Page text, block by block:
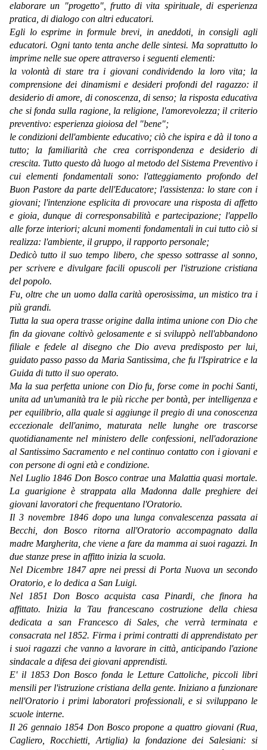
elaborare un "progetto", frutto di vita spirituale, di esperienza
pratica, di dialogo con altri educatori.
Egli lo esprime in formule brevi, in aneddoti, in consigli agli
educatori. Ogni tanto tenta anche delle sintesi. Ma soprattutto lo
imprime nelle sue opere attraverso i seguenti elementi:
la volontà di stare tra i giovani condividendo la loro vita; la
comprensione dei dinamismi e desideri profondi del ragazzo: il
desiderio di amore, di conoscenza, di senso; la risposta educativa
che si fonda sulla ragione, la religione, l'amorevolezza; il criterio
preventivo: esperienza gioiosa del "bene";
le condizioni dell'ambiente educativo; ciò che ispira e dà il tono a
tutto; la familiarità che crea corrispondenza e desiderio di
crescita. Tutto questo dà luogo al metodo del Sistema Preventivo i
cui elementi fondamentali sono: l'atteggiamento profondo del
Buon Pastore da parte dell'Educatore; l'assistenza: lo stare con i
giovani; l'intenzione esplicita di provocare una risposta di affetto
e gioia, dunque di corresponsabilità e partecipazione; l'appello
alle forze interiori; alcuni momenti fondamentali in cui tutto ciò si
realizza: l'ambiente, il gruppo, il rapporto personale;
Dedicò tutto il suo tempo libero, che spesso sottrasse al sonno,
per scrivere e divulgare facili opuscoli per l'istruzione cristiana
del popolo.
Fu, oltre che un uomo dalla carità operosissima, un mistico tra i
più grandi.
Tutta la sua opera trasse origine dalla intima unione con Dio che
fin da giovane coltivò gelosamente e si sviluppò nell'abbandono
filiale e fedele al disegno che Dio aveva predisposto per lui,
guidato passo passo da Maria Santissima, che fu l'Ispiratrice e la
Guida di tutto il suo operato.
Ma la sua perfetta unione con Dio fu, forse come in pochi Santi,
unita ad un'umanità tra le più ricche per bontà, per intelligenza e
per equilibrio, alla quale si aggiunge il pregio di una conoscenza
eccezionale dell'animo, maturata nelle lunghe ore trascorse
quotidianamente nel ministero delle confessioni, nell'adorazione
al Santissimo Sacramento e nel continuo contatto con i giovani e
con persone di ogni età e condizione.
Nel Luglio 1846 Don Bosco contrae una Malattia quasi mortale.
La guarigione è strappata alla Madonna dalle preghiere dei
giovani lavoratori che frequentano l'Oratorio.
Il 3 novembre 1846 dopo una lunga convalescenza passata ai
Becchi, don Bosco ritorna all'Oratorio accompagnato dalla
madre Margherita, che viene a fare da mamma ai suoi ragazzi. In
due stanze prese in affitto inizia la scuola.
Nel Dicembre 1847 apre nei pressi di Porta Nuova un secondo
Oratorio, e lo dedica a San Luigi.
Nel 1851 Don Bosco acquista casa Pinardi, che finora ha
affittato. Inizia la Tau francescano costruzione della chiesa
dedicata a san Francesco di Sales, che verrà terminata e
consacrata nel 1852. Firma i primi contratti di apprendistato per
i suoi ragazzi che vanno a lavorare in città, anticipando l'azione
sindacale a difesa dei giovani apprendisti.
E' il 1853 Don Bosco fonda le Letture Cattoliche, piccoli libri
mensili per l'istruzione cristiana della gente. Iniziano a funzionare
nell'Oratorio i primi laboratori professionali, e si sviluppano le
scuole interne.
Il 26 gennaio 1854 Don Bosco propone a quattro giovani (Rua,
Cagliero, Rocchietti, Artiglia) la fondazione dei Salesiani: si